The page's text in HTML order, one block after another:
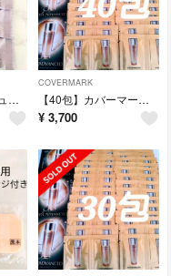
【１０個】 セルニュープラス ピーリングソープ サンプル
COVERMARK
【40包】カバーマーク セルアドバンスト ローションWS 化粧水
¥ 3,700